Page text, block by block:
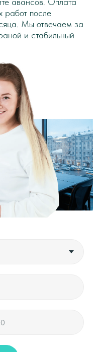
работ после
Мы отвечаем за
и стабильный